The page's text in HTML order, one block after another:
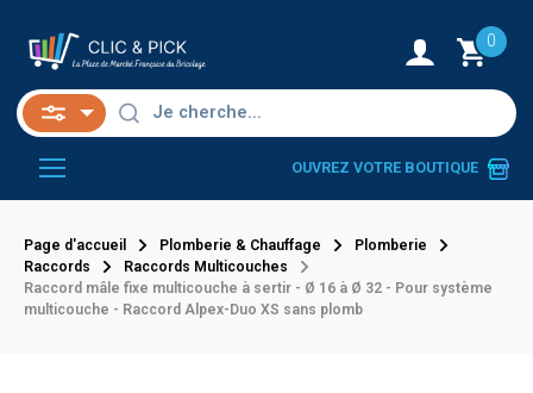
0
OUVREZ VOTRE BOUTIQUE
Page d'accueil Plomberie & Chauffage
Plomberie
Raccords
Raccords Multicouches
Raccord mâle fixe multicouche à sertir - Ø 16 à Ø 32 - Pour système
multicouche - Raccord Alpex-Duo XS sans plomb